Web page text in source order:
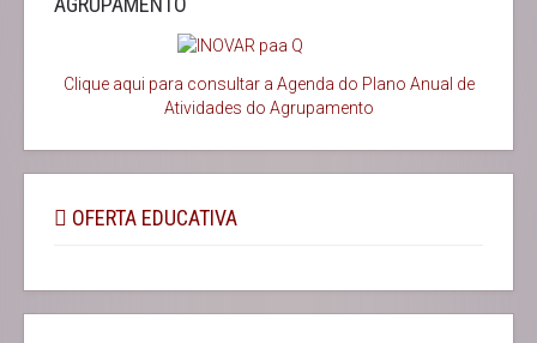
Clique aqui para consultar a Agenda do Plano Anual de
Atividades do Agrupamento
OFERTA EDUCATIVA